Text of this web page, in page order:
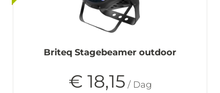
Briteq Stagebeamer outdoor
€ 18,15 / Dag